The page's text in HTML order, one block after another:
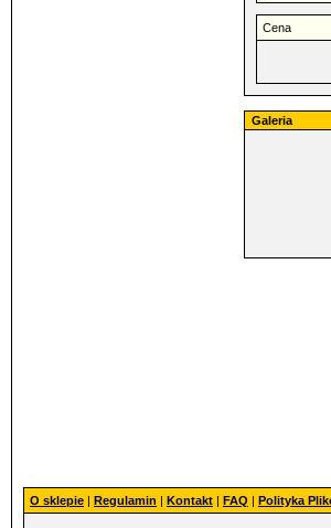
Cena
Galeria
O sklepie | Regulamin | Kontakt | FAQ | Polityka